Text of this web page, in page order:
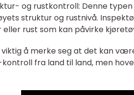
og rustkontroll: Denne
struktur og rustnivå.
eller rust som kan påvirke
å merke seg at det kan
kontroll fra land til land, men